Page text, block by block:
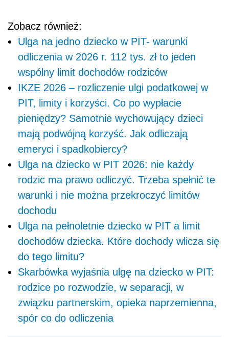
Zobacz również:
Ulga na jedno dziecko w PIT- warunki
odliczenia w 2026 r. 112 tys. zł to jeden
wspólny limit dochodów rodziców
IKZE 2026 – rozliczenie ulgi podatkowej w
PIT, limity i korzyści. Co po wypłacie
pieniędzy? Samotnie wychowujący dzieci
mają podwójną korzyść. Jak odliczają
emeryci i spadkobiercy?
Ulga na dziecko w PIT 2026: nie każdy
rodzic ma prawo odliczyć. Trzeba spełnić te
warunki i nie można przekroczyć limitów
dochodu
Ulga na pełnoletnie dziecko w PIT a limit
dochodów dziecka. Które dochody wlicza się
do tego limitu?
Skarbówka wyjaśnia ulgę na dziecko w PIT:
rodzice po rozwodzie, w separacji, w
związku partnerskim, opieka naprzemienna,
spór co do odliczenia